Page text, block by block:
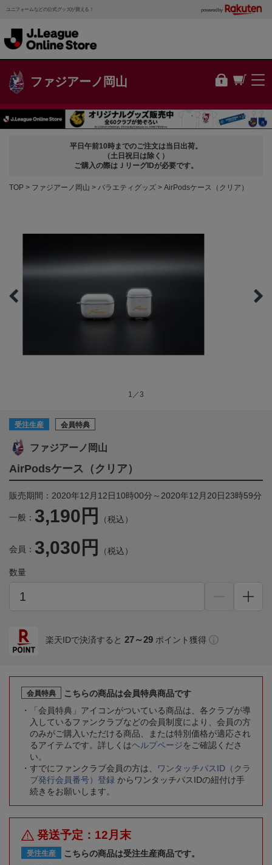
ユニフォームなどの公式グッズが買える！ powered by
ファジアーノ岡山
平日午前10時までのご注文は当日出荷。
（土日祝日は除く）
ご購入の際はＪリーグIDが必要です。
TOP ファジアーノ岡山 バラエティグッズ AirPodsケース（クリア）
1／3
受注生産 会員特典
ファジアーノ岡山
AirPodsケース（クリア）
販売期間：2020年12月12日10時00分～2020年12月20日23時59分
一般： 3,190円 （税込）
会員： 3,030円 （税込）
数量
楽天IDで決済すると 27～29 ポイント獲得
会員特典
こちらの商品は会員特典商品です
「会員特典」アイコンがついている商品は、各クラブが導
入しているファンクラブなどの会員制度により、会員の方
のみがご購入いただける商品、または特別価格が適応され
るアイテムです。詳しくはヘルプページをご確認くださ
い。
すでにファンクラブ会員の方は、
ワンタッチパスID（クラ
ブ発行会員番号）登録 からワンタッチパスIDの紐付け手
続きをお願いします。
発送予定：12月末
受注生産
こちらの商品は受注生産商品です。